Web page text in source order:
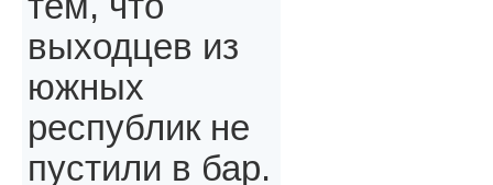
выходцев из
южных
республик не
пустили в бар.